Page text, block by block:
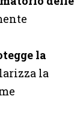
la
la